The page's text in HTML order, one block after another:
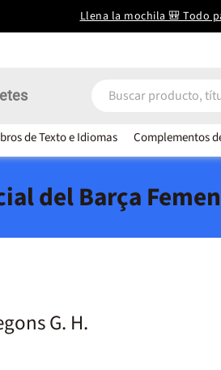
Llena la mochila 🎒 Todo
de Texto e Idiomas Complementos
del Barça
G. H.